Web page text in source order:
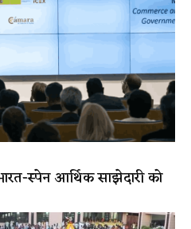
स्पेन आर्थिक साझेदारी को